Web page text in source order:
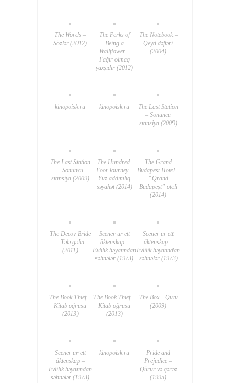
The Words –
Sözlər (2012)
The Perks of
Being a
Wallflower –
Fağır olmaq
yaxşıdır (2012)
The Notebook –
Qeyd dəftəri
(2004)
kinopoisk.ru kinopoisk.ru
The Last Station
– Sonuncu
stansiya (2009)
The Last Station
– Sonuncu
stansiya (2009)
The Hundred-
Foot Journey –
Yüz addımlıq
səyahət (2014)
The Grand
Budapest Hotel –
“Qrand
Budapeşt” oteli
(2014)
The Decoy Bride
– Tələ gəlin
(2011)
Scener ur ett
äktenskap –
Evlilik həyatından
səhnələr (1973)
Scener ur ett
äktenskap –
Evlilik həyatından
səhnələr (1973)
The Book Thief –
Kitab oğrusu
(2013)
The Book Thief –
Kitab oğrusu
(2013)
The Box – Qutu
(2009)
Scener ur ett
äktenskap –
Evlilik həyatından
səhnələr (1973)
kinopoisk.ru
Pride and
Prejudice –
Qürur və qərəz
(1995)